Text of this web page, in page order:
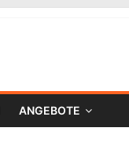
ANGEBOTE